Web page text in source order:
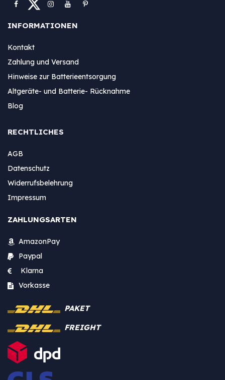
INFORMATIONEN
Kontakt
Zahlung und Versand
Hinweise zur Batterieentsorgung
Altgeräte- und Batterie- Rücknahme
Blog
RECHTLICHES
AGB
Datenschutz
Widerrufsbelehrung
Impressum
ZAHLUNGSARTEN
AmazonPay
Paypal
Klarna
Vorkasse
PAKET
FREIGHT